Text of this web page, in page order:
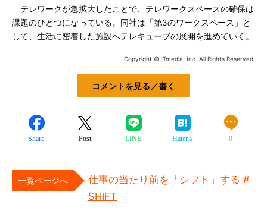
テレワークが急拡大したことで、テレワークスペースの確保は
課題のひとつになっている。同社は「第3のワークスペース」と
して、生活に密着した施設へテレキューブの展開を進めていく。
Copyright © ITmedia, Inc. All Rights Reserved.
コメントを見る／書く
Share Post LINE Hatena 0
一覧ページへ
仕事の当たり前を「シフト」する #
SHIFT